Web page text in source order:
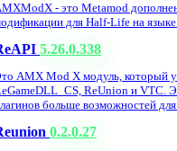
- это Metamod
для Half-Life на
5.26.0.338
AMX Mod X модуль, который
ReUnion и VTC.
больше возможностей
0.2.0.27